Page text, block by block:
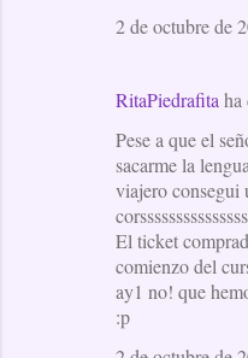
2 de octubre de
RitaPiedrafita
Pese a que el
sacarme la
viajero
El ticket
comienzo del
ay1 no! que
:p